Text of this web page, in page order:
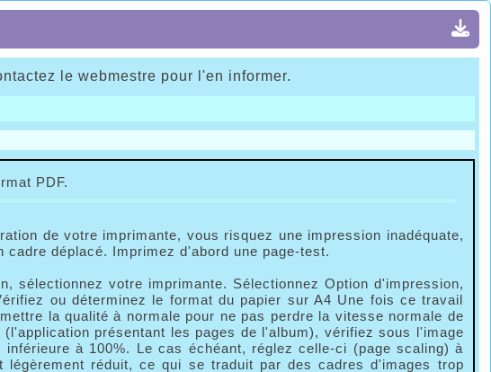
le webmestre pour l'en informer.
PDF.
de votre imprimante, vous risquez une impression inadéquate,
déplacé. Imprimez d'abord une page-test.
sélectionnez votre imprimante. Sélectionnez Option d'impression,
ou déterminez le format du papier sur A4 Une fois ce travail
la qualité à normale pour ne pas perdre la vitesse normale de
présentant les pages de l'album), vérifiez sous l'image
à 100%. Le cas échéant, réglez celle-ci (page scaling) à
réduit, ce qui se traduit par des cadres d'images trop